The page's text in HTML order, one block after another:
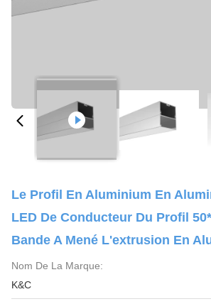
Le Profil En Aluminium En
LED De Conducteur Du Profil
Bande A Mené L'extrusion En
Nom De La Marque:
K&C